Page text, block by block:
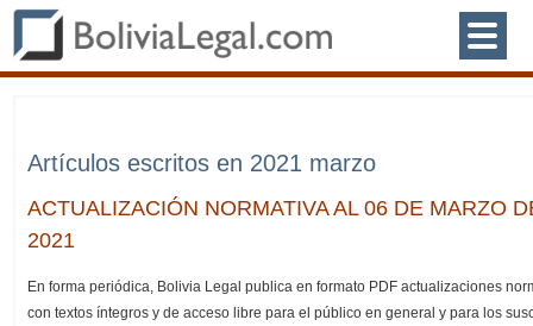
Artículos escritos en 2021 marzo
ACTUALIZACIÓN NORMATIVA AL 06 DE MARZO
2021
En forma periódica, Bolivia Legal publica en formato PDF actualizaciones
con textos íntegros y de acceso libre para el público en general y para los